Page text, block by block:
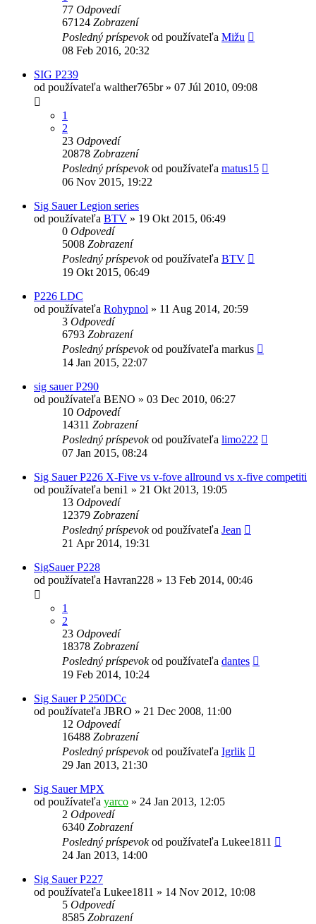
77 Odpovedí
67124 Zobrazení
Posledný príspevokod používateľa Mižu
08 Feb 2016, 20:32
SIG P239
od používateľa walther765br» 07 Júl 2010, 09:08
1
2
23 Odpovedí
20878 Zobrazení
Posledný príspevokod používateľa matus15
06 Nov 2015, 19:22
Sig Sauer Legion series
od používateľa BTV » 19 Okt 2015, 06:49
0 Odpovedí
5008 Zobrazení
Posledný príspevokod používateľa BTV
19 Okt 2015, 06:49
P226 LDC
od používateľa Rohypnol » 11 Aug 2014, 20:59
3 Odpovedí
6793 Zobrazení
Posledný príspevokod používateľa markus
14 Jan 2015, 22:07
sig sauer P290
od používateľa BENO » 03 Dec 2010, 06:27
10 Odpovedí
14311 Zobrazení
Posledný príspevokod používateľa limo222
07 Jan 2015, 08:24
Sig Sauer P226 X-Five vs v-fove allround vs x-five competiti
od používateľa beni1 » 21 Okt 2013, 19:05
13 Odpovedí
12379 Zobrazení
Posledný príspevokod používateľa Jean
21 Apr 2014, 19:31
SigSauer P228
od používateľa Havran228 » 13 Feb 2014, 00:46
1
2
23 Odpovedí
18378 Zobrazení
Posledný príspevokod používateľa dantes
19 Feb 2014, 10:24
Sig Sauer P 250DCc
od používateľa JBRO » 21 Dec 2008, 11:00
12 Odpovedí
16488 Zobrazení
Posledný príspevokod používateľa Igrlik
29 Jan 2013, 21:30
Sig Sauer MPX
od používateľa yarco » 24 Jan 2013, 12:05
2 Odpovedí
6340 Zobrazení
Posledný príspevokod používateľa Lukee1811
24 Jan 2013, 14:00
Sig Sauer P227
od používateľa Lukee1811 » 14 Nov 2012, 10:08
5 Odpovedí
8585 Zobrazení